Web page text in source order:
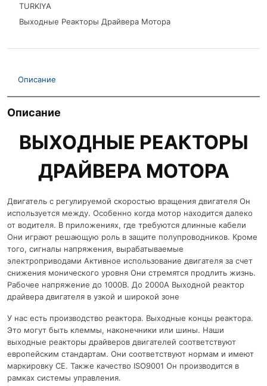
TURKIYA
Выходные Реакторы Драйвера Мотора
Описание
Описание
ВЫХОДНЫЕ РЕАКТОРЫ
ДРАЙВЕРА МОТОРА
Двигатель с регулируемой скоростью вращения двигателя Он
используется между. Особенно когда мотор находится далеко
от водителя. В приложениях, где требуются длинные кабели
Они играют решающую роль в защите полупроводников. Кроме
того, сигналы напряжения, вырабатываемые
электроприводами Активное использование двигателя за счет
снижения монического уровня Они стремятся продлить жизнь.
Рабочее напряжение до 1000В. До 2000А Выходной реактор
драйвера двигателя в узкой и широкой зоне
У нас есть производство реактора. Выходные концы реактора.
Это могут быть клеммы, наконечники или шины. Наши
выходные реакторы драйверов двигателей соответствуют
европейским стандартам. Они соответствуют нормам и имеют
маркировку CE. Также качество ISO9001 Он производится в
рамках системы управления.